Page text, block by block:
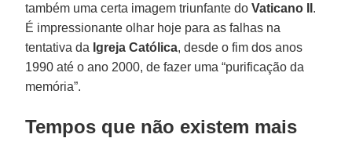
também uma certa imagem triunfante doVaticano II .
É impressionante olhar hoje para as falhas na
tentativa da Igreja Católica, desde o fim dos anos
1990 até o ano 2000, de fazer uma “purificação da
memória”.
Tempos que não existem mais